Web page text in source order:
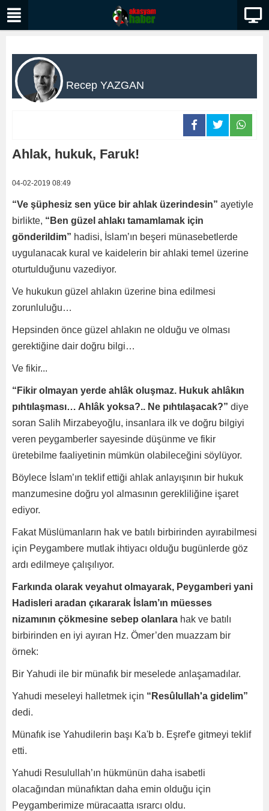
Recep YAZGAN
Ahlak, hukuk, Faruk!
04-02-2019 08:49
“Ve şüphesiz sen yüce bir ahlak üzerindesin” ayetiyle
birlikte, “Ben güzel ahlakı tamamlamak için
gönderildim” hadisi, İslam’ın beşeri münasebetlerde
uygulanacak kural ve kaidelerin bir ahlaki temel üzerine
oturtulduğunu vazediyor.
Ve hukukun güzel ahlakın üzerine bina edilmesi
zorunluluğu…
Hepsinden önce güzel ahlakın ne olduğu ve olması
gerektiğine dair doğru bilgi…
Ve fikir...
“Fikir olmayan yerde ahlâk oluşmaz. Hukuk ahlâkın
pıhtılaşması… Ahlâk yoksa?.. Ne pıhtılaşacak?” diye
soran Salih Mirzabeyoğlu, insanlara ilk ve doğru bilgiyi
veren peygamberler sayesinde düşünme ve fikir
üretebilme faaliyetinin mümkün olabileceğini söylüyor.
Böylece İslam’ın teklif ettiği ahlak anlayışının bir hukuk
manzumesine doğru yol almasının gerekliliğine işaret
ediyor.
Fakat Müslümanların hak ve batılı birbirinden ayırabilmesi
için Peygambere mutlak ihtiyacı olduğu bugünlerde göz
ardı edilmeye çalışılıyor.
Farkında olarak veyahut olmayarak, Peygamberi yani
Hadisleri aradan çıkararak İslam’ın müesses
nizamının çökmesine sebep olanlara hak ve batılı
birbirinden en iyi ayıran Hz. Ömer’den muazzam bir
örnek:
Bir Yahudi ile bir münafık bir meselede anlaşamadılar.
Yahudi meseleyi halletmek için “Resûlullah'a gidelim”
dedi.
Münafık ise Yahudilerin başı Ka'b b. Eşref'e gitmeyi teklif
etti.
Yahudi Resulullah’ın hükmünün daha isabetli
olacağından münafıktan daha emin olduğu için
Peygamberimize müracaatta ısrarcı oldu.